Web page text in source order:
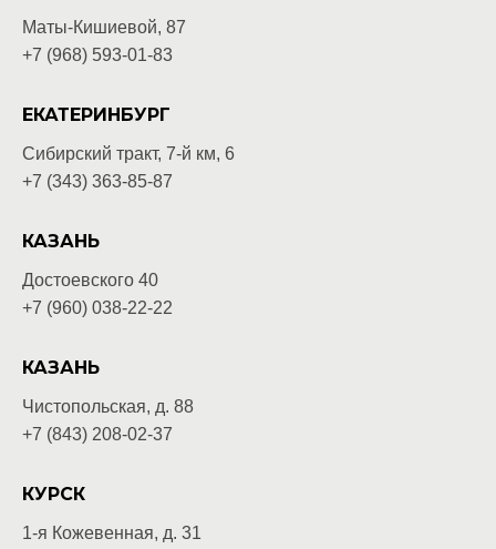
Маты-Кишиевой, 87
+7 (968) 593-01-83
ЕКАТЕРИНБУРГ
Сибирский тракт, 7-й км, 6
+7 (343) 363-85-87
КАЗАНЬ
Достоевского 40
+7 (960) 038-22-22
КАЗАНЬ
Чистопольская, д. 88
+7 (843) 208-02-37
КУРСК
1-я Кожевенная, д. 31